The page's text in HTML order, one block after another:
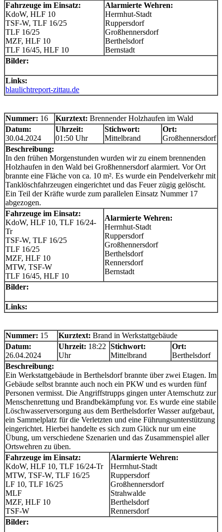
Fahrzeuge im Einsatz:
KdoW, HLF 10
TSF-W, TLF 16/25
TLF 16/25
MZF, HLF 10
TLF 16/45, HLF 10
Alarmierte Wehren:
Herrnhut-Stadt
Ruppersdorf
Großhennersdorf
Berthelsdorf
Bernstadt
Bilder:
Links:
blaulichtreport-zittau.de
Nummer: 16 Kurztext: Brennender Holzhaufen im Wald
Datum:
30.04.2024
Uhrzeit:
01:50 Uhr
Stichwort:
Mittelbrand
Ort:
Großhennersdorf
Beschreibung:
In den frühen Morgenstunden wurden wir zu einem brennenden
Holzhaufen in den Wald bei Großhennersdorf alarmiert. Vor Ort
brannte eine Fläche von ca. 10 m². Es wurde ein Pendelverkehr mit
Tanklöschfahrzeugen eingerichtet und das Feuer zügig gelöscht.
Ein Teil der Kräfte wurde zum parallelen Einsatz Nummer 17
abgezogen.
Fahrzeuge im Einsatz:
KdoW, HLF 10, TLF 16/24-
Tr
TSF-W, TLF 16/25
TLF 16/25
MZF, HLF 10
MTW, TSF-W
TLF 16/45, HLF 10
Alarmierte Wehren:
Herrnhut-Stadt
Ruppersdorf
Großhennersdorf
Berthelsdorf
Rennersdorf
Bernstadt
Bilder:
Links:
Nummer: 15 Kurztext: Brand in Werkstattgebäude
Datum:
26.04.2024
Uhrzeit: 18:22
Uhr
Stichwort:
Mittelbrand
Ort:
Berthelsdorf
Beschreibung:
Ein Werkstattgebäude in Berthelsdorf brannte über zwei Etagen. Im
Gebäude selbst brannte auch noch ein PKW und es wurden fünf
Personen vermisst. Die Angriffstrupps gingen unter Atemschutz zur
Menschenrettung und Brandbekämpfung vor. Es wurde eine stabile
Löschwasserversorgung aus dem Berthelsdorfer Wasser aufgebaut,
ein Sammelplatz für die Verletzten und eine Führungsunterstützung
eingerichtet. Hierbei handelte es sich zum Glück nur um eine
Übung, um verschiedene Szenarien und das Zusammenspiel aller
Ortswehren zu üben.
Fahrzeuge im Einsatz:
KdoW, HLF 10, TLF 16/24-Tr
MTW, TSF-W, TLF 16/25
LF 10, TLF 16/25
MLF
MZF, HLF 10
TSF-W
Alarmierte Wehren:
Herrnhut-Stadt
Ruppersdorf
Großhennersdorf
Strahwalde
Berthelsdorf
Rennersdorf
Bilder: